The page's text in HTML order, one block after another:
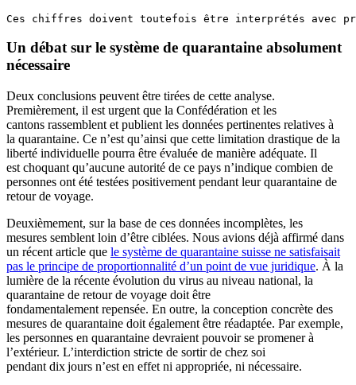
Ces chiffres doivent toutefois être interprétés avec
Un débat sur le système de quarantaine absolument
nécessaire
Deux conclusions peuvent être tirées de cette analyse.
Premièrement, il est urgent que la Confédération et les
cantons rassemblent et publient les données pertinentes relatives à
la quarantaine. Ce n’est qu’ainsi que cette limitation drastique de la
liberté individuelle pourra être évaluée de manière adéquate. Il
est choquant qu’aucune autorité de ce pays n’indique combien de
personnes ont été testées positivement pendant leurquarantaine de
retour de voyage.
Deuxièmement, surla base de ces données incomplètes, les
mesures semblent loin d’être ciblées. Nous avions déjà affirmé dans
un récent article que le système de quarantaine suisse ne satisfaisait
pas le principe de proportionnalité d’un point de vue juridique. À la
lumière de la récente évolution du virus au niveau national, la
quarantaine de retour de voyage doit être
fondamentalement repensée. En outre, la conception concrète des
mesures de quarantaine doit également être réadaptée. Par exemple,
les personnes en quarantaine devraient pouvoirse promenerà
l’extérieur. L’interdiction stricte de sortir de chez soi
pendant dixjours n’est en effet ni appropriée, ni nécessaire.